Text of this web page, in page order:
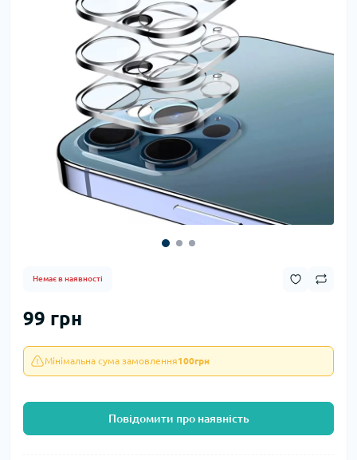
Немає в наявності
99 грн
Мінімальна сума замовлення100грн
Повідомити про наявність